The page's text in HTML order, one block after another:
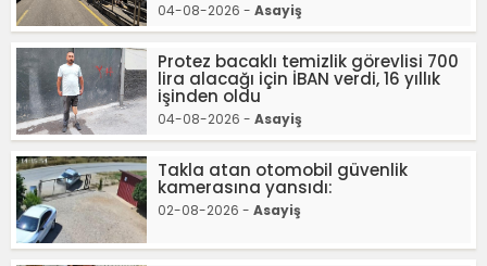
04-08-2026 - Asayiş
Protez bacaklı temizlik görevlisi 700
lira alacağı için İBAN verdi, 16 yıllık
işinden oldu
04-08-2026 - Asayiş
Takla atan otomobil güvenlik
kamerasına yansıdı:
02-08-2026 - Asayiş